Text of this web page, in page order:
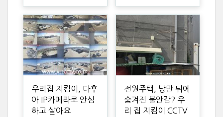
우리집 지킴이, 다후
아 IP카메라로 안심
하고 살아요
전원주택, 낭만 뒤에
숨겨진 불안감? 우
리 집 지킴이 CCTV